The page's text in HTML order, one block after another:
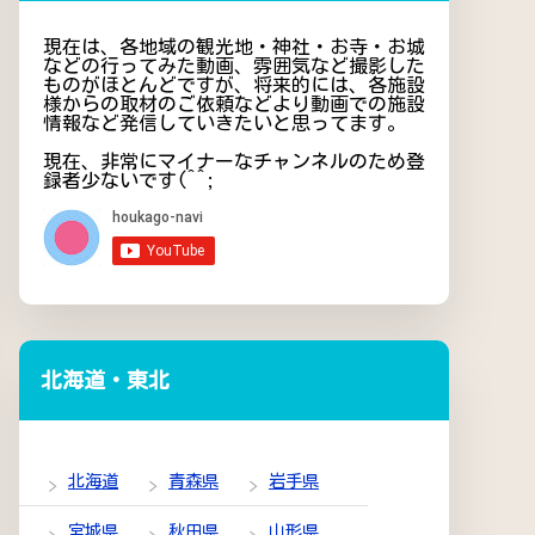
現在は、各地域の観光地・神社・お寺・お城
などの行ってみた動画、雰囲気など撮影した
ものがほとんどですが、将来的には、各施設
様からの取材のご依頼などより動画での施設
情報など発信していきたいと思ってます。
現在、非常にマイナーなチャンネルのため登
録者少ないです(^^;
北海道・東北
北海道 青森県 岩手県
宮城県 秋田県 山形県